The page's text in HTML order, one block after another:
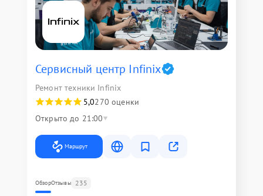
Сервисный центр Infinix
Ремонт техники Infinix
5,0270 оценки
Открыто до 21:00
Маршрут
ОбзорОтзывы 235